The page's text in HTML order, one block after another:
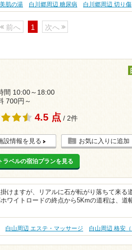
肌の湯 白川郷周辺 糖尿病 白川郷周辺 切り傷
前へ 1 次へ
間 10:00～18:00
700円～
4.5 点 / 2件
設情報を見る お気に入りに追加
ラベルの宿泊プランを見る
けますが、リアルに石が転がり落ちて来る
ワイトロードの終点から5Kmの道程は、道
白山周辺 エステ・マッサージ 白山周辺 格安（